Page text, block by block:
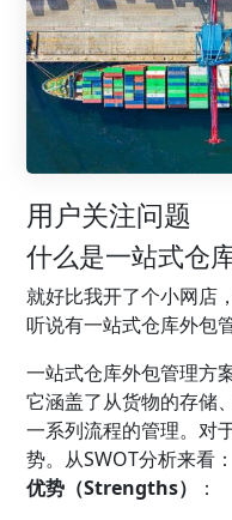
用户关注问题
什么是一站式仓
就好比我开了个小网店
听说有一站式仓库外包
一站式仓库外包管理方
它涵盖了从货物的存储
一系列流程的管理。对
势。从SWOT分析来看：
优势（Strengths）
：